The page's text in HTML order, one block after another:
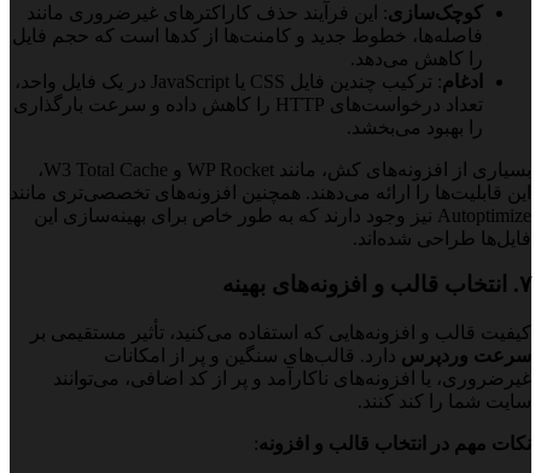
کوچک‌سازی: این فرآیند حذف کاراکترهای غیرضروری مانند
فاصله‌ها، خطوط جدید و کامنت‌ها از کدها است که حجم فایل
را کاهش می‌دهد.
ادغام
: ترکیب چندین فایل CSS یا JavaScript در یک فایل واحد،
تعداد درخواست‌های HTTP را کاهش داده و سرعت بارگذاری
را بهبود می‌بخشد.
بسیاری از افزونه‌های کش، مانند WP Rocket و W3 Total Cache،
این قابلیت‌ها را ارائه می‌دهند. همچنین افزونه‌های تخصصی‌تری مانند
Autoptimize نیز وجود دارند که به طور خاص برای بهینه‌سازی این
فایل‌ها طراحی شده‌اند.
۷. انتخاب قالب و افزونه‌های بهینه
کیفیت قالب و افزونه‌هایی که استفاده می‌کنید، تأثیر مستقیمی بر
سرعت وردپرس دارد. قالب‌های سنگین و پر از امکانات
غیرضروری، یا افزونه‌های ناکارآمد و پر از کد اضافی، می‌توانند
سایت شما را کند کنند.
نکات مهم در انتخاب قالب و افزونه: